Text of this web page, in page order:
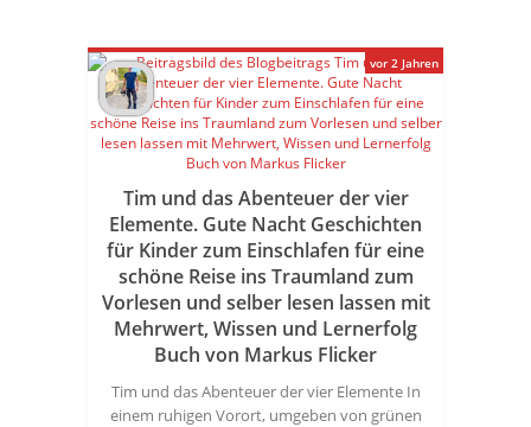
Tim und das Abenteuer der vier
Elemente. Gute Nacht Geschichten
für Kinder zum Einschlafen für eine
schöne Reise ins Traumland zum
Vorlesen und selber lesen lassen mit
Mehrwert, Wissen und Lernerfolg
Buch von Markus Flicker
Tim und das Abenteuer der vier Elemente In
einem ruhigen Vorort, umgeben von grünen
vor 2 Jahren